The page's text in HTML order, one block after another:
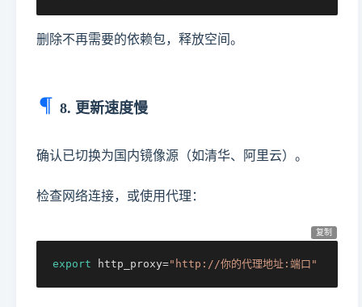
删除不再需要的依赖包，释放空间。
8. 更新速度慢
确认已切换为国内镜像源（如清华、阿里云）。
检查网络连接，或使用代理：
复制
export http_proxy="http://你的代理地址:端口"